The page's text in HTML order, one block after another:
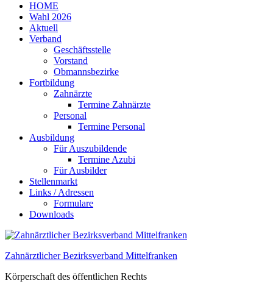
HOME
Wahl 2026
Aktuell
Verband
Geschäftsstelle
Vorstand
Obmannsbezirke
Fortbildung
Zahnärzte
Termine Zahnärzte
Personal
Termine Personal
Ausbildung
Für Auszubildende
Termine Azubi
Für Ausbilder
Stellenmarkt
Links / Adressen​
Formulare
Downloads
Zahnärztlicher Bezirksverband Mittelfranken
Körperschaft des öffentlichen Rechts